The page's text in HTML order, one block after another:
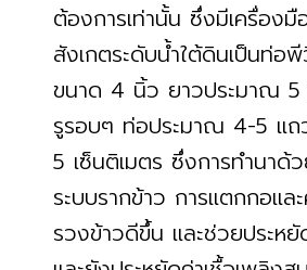
ต้องการเท่านั้น ซึ่งมีเครื่อง
สังเกตระดับน้ำใต้ดินเป็นท่อ
ขนาด 4 นิ้ว ยาวประมาณ 5
รูรอบๆ ท่อประมาณ 4-5 แถ
5 เซ็นติเมตร ซึ่งการทำนาด้
ระบบรากข้าว การแตกกอแ
รวงข้าวดีขึ้น และช่วยประห